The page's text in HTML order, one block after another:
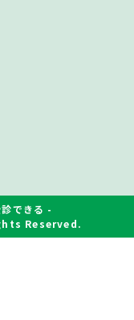
できる -
Reserved.